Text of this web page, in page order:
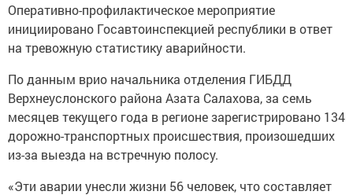
Оперативно-профилактическое мероприятие
инициировано Госавтоинспекцией республики в ответ
на тревожную статистику аварийности.
По данным врио начальника отделения ГИБДД
Верхнеуслонского района Азата Салахова, за семь
месяцев текущего года в регионе зарегистрировано 134
дорожно-транспортных происшествия, произошедших
из-за выезда на встречную полосу.
«Эти аварии унесли жизни 56 человек, что составляет